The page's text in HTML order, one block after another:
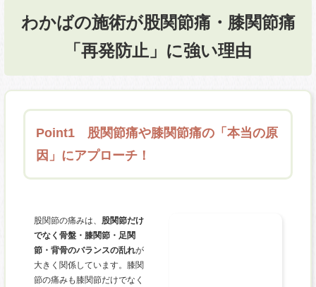
わかばの施術が股関節痛・膝関節痛
「再発防止」に強い理由
Point1 股関節痛や膝関節痛の「本当の原
因」にアプローチ！
股関節の痛みは、 股関節だけ
でなく骨盤・膝関節・足関
節・背骨のバランスの乱れが
大きく関係しています。膝関
節の痛みも膝関節だけでなく